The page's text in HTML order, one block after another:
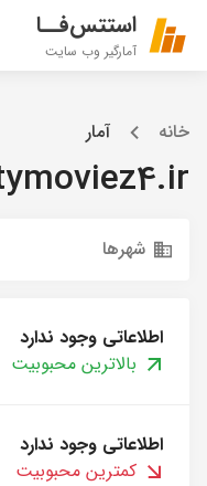
استتس‌فــا
آمارگیر وب سایت
خانه آمار
شهرها
اطلاعاتی وجود ندارد
بالاترین محبوبیت
اطلاعاتی وجود ندارد
کمترین محبوبیت